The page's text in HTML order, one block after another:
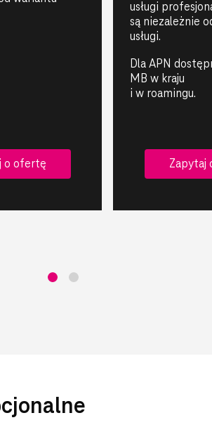
o ofertę
usługi
są niezależnie
usługi.
Dla APN
MB w kraju
i w roamingu.
Zapytaj